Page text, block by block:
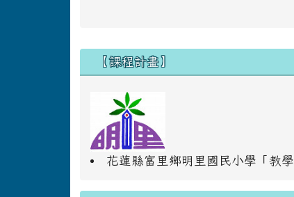
右邊區域內容
【課程計畫】
花蓮縣富里鄉明里國民小學「教